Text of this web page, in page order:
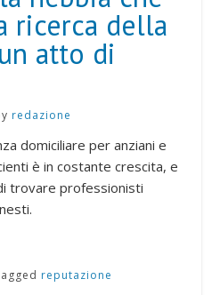
ricerca della
atto di
redazione
domiciliare per anziani e
è in costante crescita, e
trovare professionisti
reputazione